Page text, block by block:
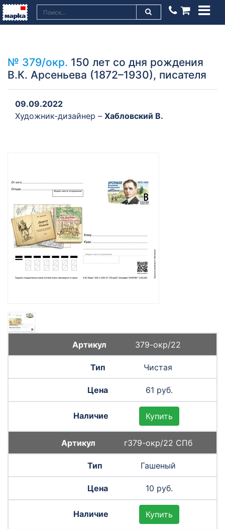
№ 379/окр. 150 лет со дня рождения
В.К. Арсеньева (1872–1930), писателя
09.09.2022
Художник-дизайнер – Хабловский В.
379-окр/22
Чистая
61 руб.
Купить
г379-окр/22 СПб
Гашеный
10 руб.
Купить